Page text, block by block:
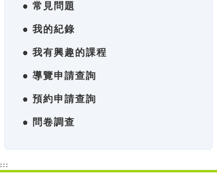
● 常見問題
● 我的紀錄
● 我有興趣的課程
● 導覽申請查詢
● 預約申請查詢
● 問卷調查
:::